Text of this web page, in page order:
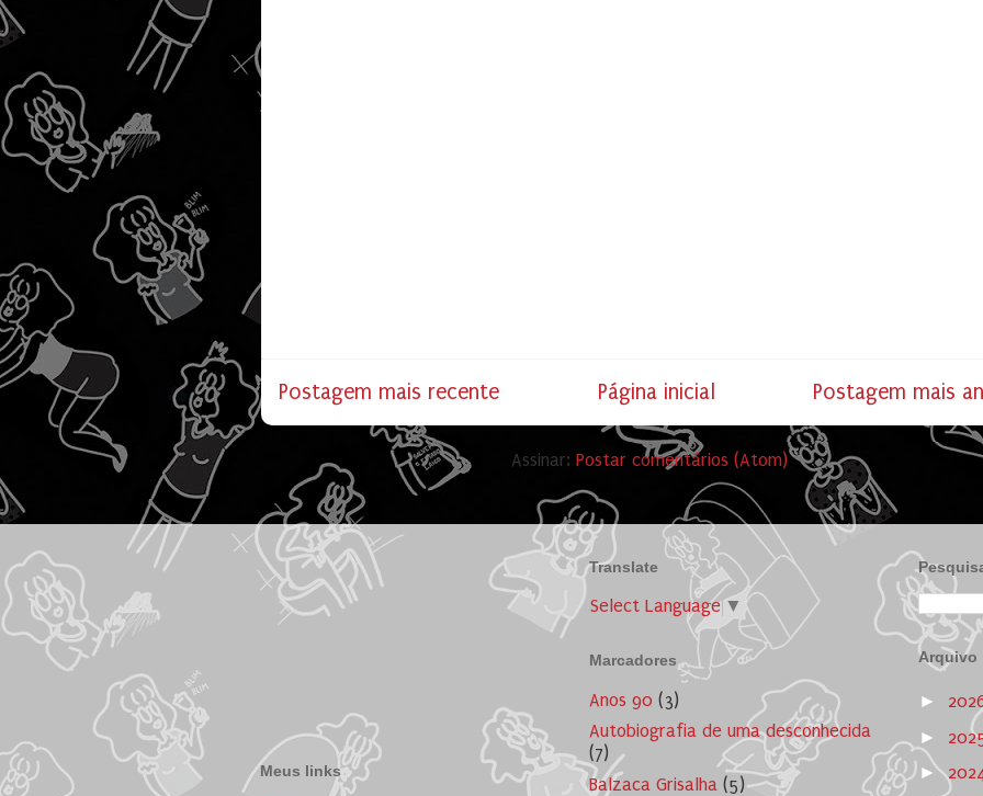
Postagem mais recente Postagem mais
Página inicial
Assinar: Postar comentários (Atom)
Meus links
Translate
Select Language▼
Marcadores
Anos 90 (3)
Autobiografia de uma desconhecida
(7)
Balzaca Grisalha (5)
Arquivo
►
►
►